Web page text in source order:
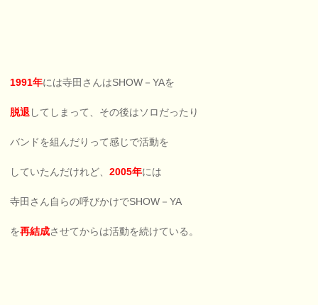
1991年には寺田さんはSHOW－YAを
脱退 してしまって、その後はソロだったり
バンドを組んだりって感じで活動を
していたんだけれど、2005年には
寺田さん自らの呼びかけでSHOW－YA
を再結成させてからは活動を続けている。